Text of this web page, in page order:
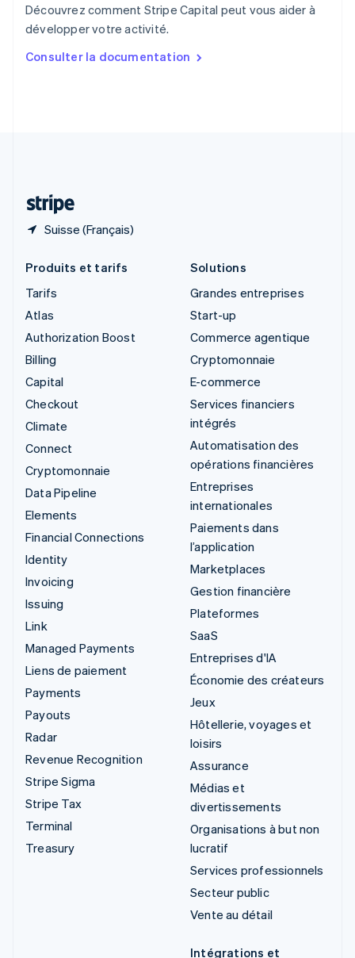
Découvrez comment Stripe Capital peut vous aider à
développer votre activité.
Consulter la documentation
Suisse (Français)
Singapour
English简体中文
English
Produits et tarifs
Tarifs
Atlas
Authorization Boost
Billing
Capital
Checkout
Climate
Connect
Cryptomonnaie
Data Pipeline
Elements
Financial Connections
Identity
Invoicing
Issuing
Link
Managed Payments
Liens de paiement
Payments
Payouts
Radar
Revenue Recognition
Stripe Sigma
Stripe Tax
Terminal
Treasury
Solutions
Grandes entreprises
Start-up
Commerce agentique
Cryptomonnaie
E-commerce
Services financiers
intégrés
Automatisation des
opérations financières
Entreprises
internationales
Paiements dans
l’application
Marketplaces
Gestion financière
Plateformes
SaaS
Entreprises d'IA
Économie des créateurs
Jeux
Hôtellerie, voyages et
loisirs
Assurance
Médias et
divertissements
Organisations à but non
lucratif
Services professionnels
Secteur public
Vente au détail
Intégrations et